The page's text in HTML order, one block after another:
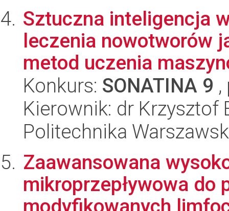
Sztuczna inteligencja
leczenia nowotworów
metod uczenia
Konkurs: SONATINA 9
Kierownik: dr Krzysztof
Politechnika
Zaawansowana
mikroprzepływowa do
modyfikowanych